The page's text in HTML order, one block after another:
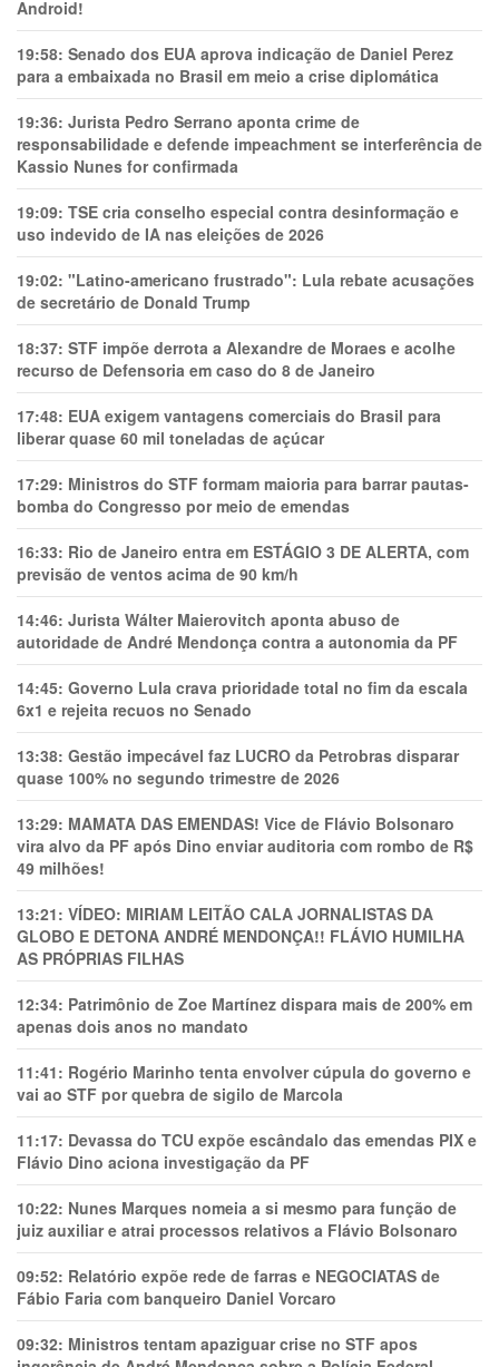
Android!
19:58: Senado dos EUA aprova indicação de Daniel Perez
para a embaixada no Brasil em meio a crise diplomática
19:36: Jurista Pedro Serrano aponta crime de
responsabilidade e defende impeachment se interferência de
Kassio Nunes for confirmada
19:09: TSE cria conselho especial contra desinformação e
uso indevido de IA nas eleições de 2026
19:02: "Latino-americano frustrado": Lula rebate acusações
de secretário de Donald Trump
18:37: STF impõe derrota a Alexandre de Moraes e acolhe
recurso de Defensoria em caso do 8 de Janeiro
17:48: EUA exigem vantagens comerciais do Brasil para
liberar quase 60 mil toneladas de açúcar
17:29: Ministros do STF formam maioria para barrar pautas-
bomba do Congresso por meio de emendas
16:33: Rio de Janeiro entra em ESTÁGIO 3 DE ALERTA, com
previsão de ventos acima de 90 km/h
14:46: Jurista Wálter Maierovitch aponta abuso de
autoridade de André Mendonça contra a autonomia da PF
14:45: Governo Lula crava prioridade total no fim da escala
6x1 e rejeita recuos no Senado
13:38: Gestão impecável faz LUCRO da Petrobras disparar
quase 100% no segundo trimestre de 2026
13:29: MAMATA DAS EMENDAS! Vice de Flávio Bolsonaro
vira alvo da PF após Dino enviar auditoria com rombo de R$
49 milhões!
13:21: VÍDEO: MIRIAM LEITÃO CALA JORNALISTAS DA
GLOBO E DETONA ANDRÉ MENDONÇA!! FLÁVIO HUMILHA
AS PRÓPRIAS FILHAS
12:34: Patrimônio de Zoe Martínez dispara mais de 200% em
apenas dois anos no mandato
11:41: Rogério Marinho tenta envolver cúpula do governo e
vai ao STF por quebra de sigilo de Marcola
11:17: Devassa do TCU expõe escândalo das emendas PIX e
Flávio Dino aciona investigação da PF
10:22: Nunes Marques nomeia a si mesmo para função de
juiz auxiliar e atrai processos relativos a Flávio Bolsonaro
09:52: Relatório expõe rede de farras e NEGOCIATAS de
Fábio Faria com banqueiro Daniel Vorcaro
09:32: Ministros tentam apaziguar crise no STF apos